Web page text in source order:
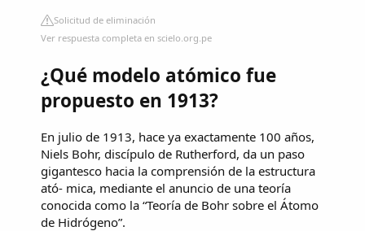
Solicitud de eliminación
Ver respuesta completa en scielo.org.pe
¿Qué modelo atómico fue
propuesto en 1913?
En julio de 1913, hace ya exactamente 100 años,
Niels Bohr, discípulo de Rutherford, da un paso
gigantesco hacia la comprensión de la estructura
ató- mica, mediante el anuncio de una teoría
conocida como la “Teoría de Bohr sobre el Átomo
de Hidrógeno”.